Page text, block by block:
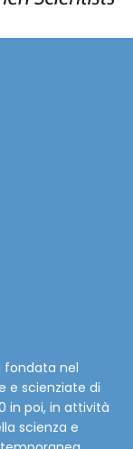
fondata nel
e scienziate di
in poi, in attività
scienza e